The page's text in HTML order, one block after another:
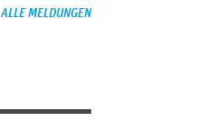
ALLE MELDUNGEN